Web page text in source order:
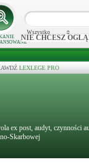
Wszystko
NIE CHCESZ
LEXLEGE PRO
ex post, audyt, czynności
Skarbowej